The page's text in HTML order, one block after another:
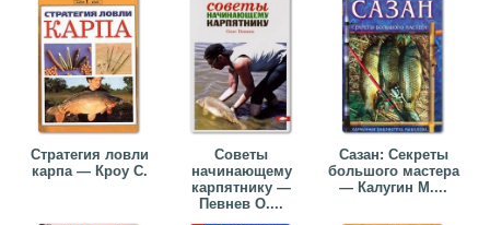
Стратегия ловли
карпа — Кроу С.
Советы
начинающему
карпятнику —
Певнев О....
Сазан: Секреты
большого мастера
— Калугин М....